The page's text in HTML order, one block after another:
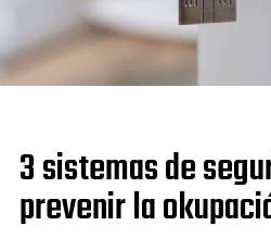
Fuengirola
Granada
Manilva
Marbella
3 sistemas de
prevenir la